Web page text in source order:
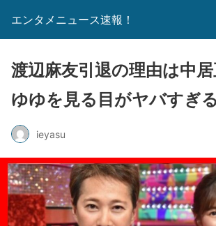
エンタメニュース速報！
渡辺麻友引退の理由は中
ゆゆを見る目がヤバすぎ
ieyasu